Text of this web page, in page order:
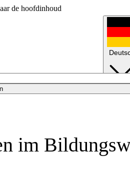
de hoofdinhoud
im